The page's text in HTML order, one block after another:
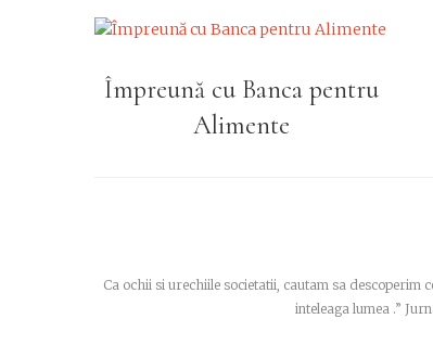
Împreună cu Banca pentru
Alimente
Ca ochii si urechiile societatii, cautam sa descoperim
inteleaga lumea .”